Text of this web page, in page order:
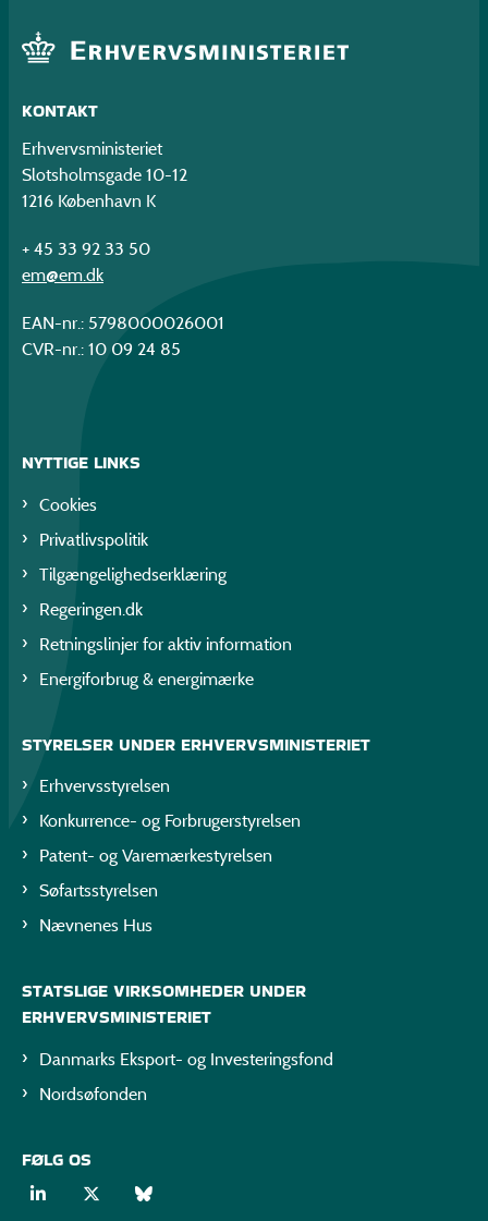
KONTAKT
Erhvervsministeriet
Slotsholmsgade 10-12
1216 København K
+ 45 33 92 33 50
em@em.dk
EAN-nr.: 5798000026001
CVR-nr.: 10 09 24 85
NYTTIGE LINKS
Cookies
Privatlivspolitik
Tilgængelighedserklæring
Regeringen.dk
Retningslinjer for aktiv information
Energiforbrug & energimærke
STYRELSER UNDER ERHVERVSMINISTERIET
Erhvervsstyrelsen
Konkurrence- og Forbrugerstyrelsen
Patent- og Varemærkestyrelsen
Søfartsstyrelsen
Nævnenes Hus
STATSLIGE VIRKSOMHEDER UNDER
ERHVERVSMINISTERIET
Danmarks Eksport- og Investeringsfond
Nordsøfonden
FØLG OS